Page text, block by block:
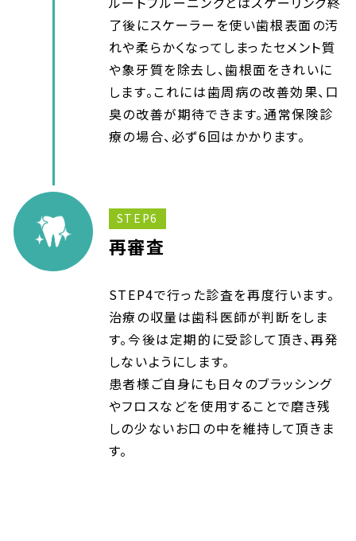
了後にスケーラーを使い歯根表面の汚
れや柔らかくなってしまったセメント質
や象牙質を除去し、歯根面をきれいに
します。これには歯周病の改善効果、口
臭の改善が期待できます。通常保険診
療の場合、必ず6回はかかります。
STEP6
再審査
STEP4で行った診査を再度行います。
治療の収量は歯科医師が判断をしま
す。今後は定期的に受診して頂き、再発
しないようにします。
患者様ご自身にも日々のブラッシング
やフロスなどを使用することで磨き残
しの少ないお口の中を維持して頂きま
す。